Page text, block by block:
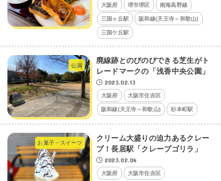
大阪府 堺市堺区 南海高野線
三国ヶ丘駅 阪和線(天王寺～和歌山)
三国ケ丘駅
公園
廃線跡とのびのびできる芝生がト
レードマークの「浅香中央公園」
2023.02.13
大阪府 大阪市住吉区
阪和線(天王寺～和歌山) 杉本町駅
お菓子・スイーツ
クリーム大盛りの迫力あるクレー
プ！長居駅「クレープゴリラ」
2023.02.06
大阪府 大阪市住吉区